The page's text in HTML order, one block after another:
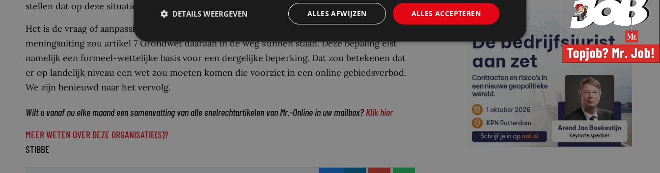
stellen dat op deze situatie toegesneden is, aldus de Afdeling.
Het is de vraag of aanpassing van de APV soelaas biedt. Nu het gaat om een beperking van een
meningsuiting zou artikel 7 Grondwet daaraan in de weg kunnen staan. Deze bepaling eist
namelijk een formeel-wettelijke basis voor een dergelijke beperking. Dat zou betekenen dat
er op landelijk niveau een wet zou moeten komen die voorziet in een online gebiedsverbod.
We zijn benieuwd naar het vervolg.
Wilt u vanaf nu elke maand een samenvatting van alle snelrechtartikelen van Mr.-Online in uw mailbox? Klik hier
MEER WETEN OVER DEZE ORGANISATIE(S)?
STIBBE
ALLES ACCEPTEREN
ALLES AFWIJZEN
DETAILS WEERGEVEN